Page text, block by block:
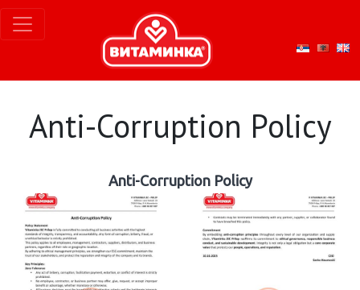
Anti-Corruption Policy
Anti-Corruption Policy